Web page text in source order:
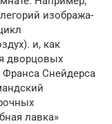
изобража­
и, как
дворцовых
Снейдерса
лавка»